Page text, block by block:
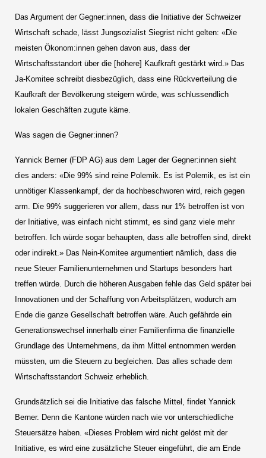
Das Argument der Gegner:innen, dass die Initiative der Schweizer
Wirtschaft schade, lässt Jungsozialist Siegrist nicht gelten: «Die
meisten Ökonom:innen gehen davon aus, dass der
Wirtschaftsstandort über die [höhere] Kaufkraft gestärkt wird.» Das
Ja-Komitee schreibt diesbezüglich, dass eine Rückverteilung die
Kaufkraft der Bevölkerung steigern würde, was schlussendlich
lokalen Geschäften zugute käme.
Was sagen die Gegner:innen?
Yannick Berner (FDP AG) aus dem Lager der Gegner:innen sieht
dies anders: «Die 99% sind reine Polemik. Es ist Polemik, es ist ein
unnötiger Klassenkampf, der da hochbeschworen wird, reich gegen
arm. Die 99% suggerieren vor allem, dass nur 1% betroffen ist von
der Initiative, was einfach nicht stimmt, es sind ganz viele mehr
betroffen. Ich würde sogar behaupten, dass alle betroffen sind, direkt
oder indirekt.» Das Nein-Komitee argumentiert nämlich, dass die
neue Steuer Familienunternehmen und Startups besonders hart
treffen würde. Durch die höheren Ausgaben fehle das Geld später bei
Innovationen und der Schaffung von Arbeitsplätzen, wodurch am
Ende die ganze Gesellschaft betroffen wäre. Auch gefährde ein
Generationswechsel innerhalb einer Familienfirma die finanzielle
Grundlage des Unternehmens, da ihm Mittel entnommen werden
müssten, um die Steuern zu begleichen. Das alles schade dem
Wirtschaftsstandort Schweiz erheblich.
Grundsätzlich sei die Initiative das falsche Mittel, findet Yannick
Berner. Denn die Kantone würden nach wie vor unterschiedliche
Steuersätze haben. «Dieses Problem wird nicht gelöst mit der
Initiative, es wird eine zusätzliche Steuer eingeführt, die am Ende